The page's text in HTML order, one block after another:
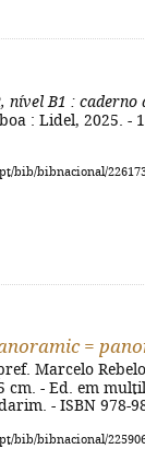
nível B1 : caderno
: Lidel, 2025. -
bib/bibnacional/
=
Marcelo
cm. - Ed. em
- ISBN 978-
bib/bibnacional/